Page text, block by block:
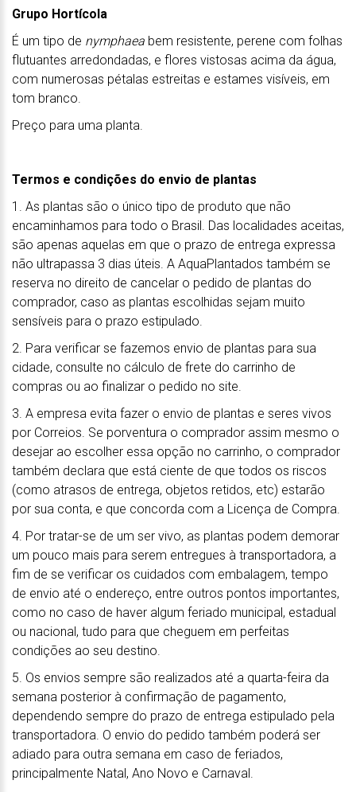
Grupo Hortícola
É um tipo de nymphaea bem resistente, perene com folhas
flutuantes arredondadas, e flores vistosas acima da água,
com numerosas pétalas estreitas e estames visíveis, em
tom branco.
Preço para uma planta.
Termos e condições do envio de plantas
1. As plantas são o único tipo de produto que não
encaminhamos para todo o Brasil. Das localidades aceitas,
são apenas aquelas em que o prazo de entrega expressa
não ultrapassa 3 dias úteis. A AquaPlantados também se
reserva no direito de cancelar o pedido de plantas do
comprador, caso as plantas escolhidas sejam muito
sensíveis para o prazo estipulado.
2. Para verificar se fazemos envio de plantas para sua
cidade, consulte no cálculo de frete do carrinho de
compras ou ao finalizar o pedido no site.
3. A empresa evita fazer o envio de plantas e seres vivos
por Correios. Se porventura o comprador assim mesmo o
desejar ao escolher essa opção no carrinho, o comprador
também declara que está ciente de que todos os riscos
(como atrasos de entrega, objetos retidos, etc) estarão
por sua conta, e que concorda com a Licença de Compra.
4. Por tratar-se de um ser vivo, as plantas podem demorar
um pouco mais para serem entregues à transportadora, a
fim de se verificar os cuidados com embalagem, tempo
de envio até o endereço, entre outros pontos importantes,
como no caso de haver algum feriado municipal, estadual
ou nacional, tudo para que cheguem em perfeitas
condições ao seu destino.
5. Os envios sempre são realizados até a quarta-feira da
semana posterior à confirmação de pagamento,
dependendo sempre do prazo de entrega estipulado pela
transportadora. O envio do pedido também poderá ser
adiado para outra semana em caso de feriados,
principalmente Natal, Ano Novo e Carnaval.